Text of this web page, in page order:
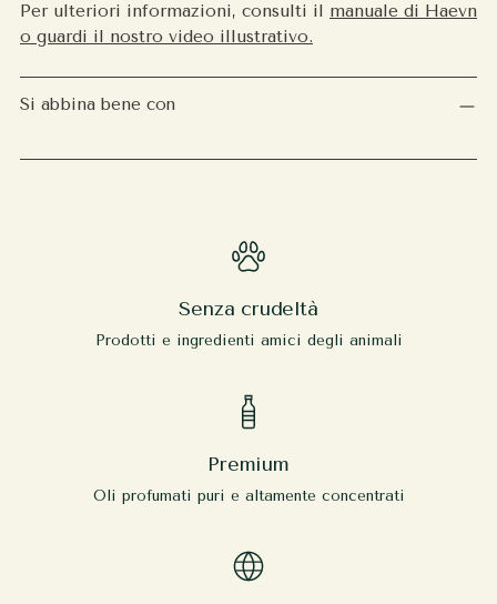
Per ulteriori informazioni, consulti il manuale di Haevn
o guardi il nostro video illustrativo.
Si abbina bene con
Senza crudeltà
Prodotti e ingredienti amici degli animali
Premium
Oli profumati puri e altamente concentrati